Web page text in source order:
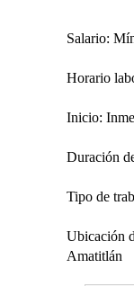
Salario:
Horario
Inicio:
Duración
Tipo de
Ubicación
Amatitlán